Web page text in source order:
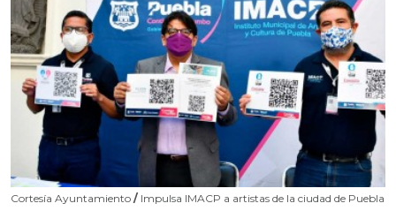
Cortesía Ayuntamiento / Impulsa IMACP a artistas de la ciudad de Puebla